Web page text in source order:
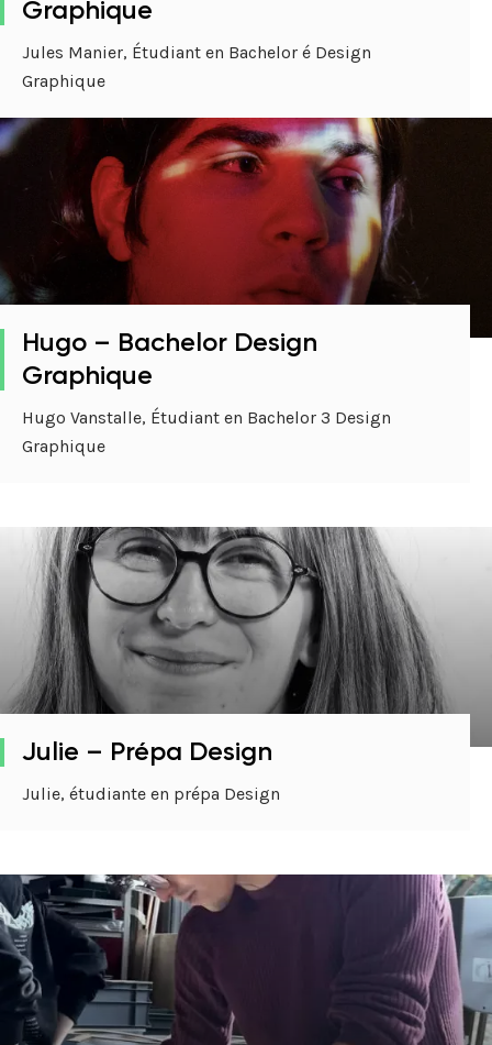
Graphique
Jules Manier, Étudiant en Bachelor é Design
Graphique
Hugo – Bachelor Design
Graphique
Hugo Vanstalle, Étudiant en Bachelor 3 Design
Graphique
Julie – Prépa Design
Julie, étudiante en prépa Design